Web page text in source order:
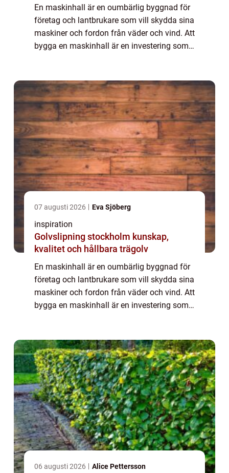
En maskinhall är en oumbärlig byggnad för
företag och lantbrukare som vill skydda sina
maskiner och fordon från väder och vind. Att
bygga en maskinhall är en investering som
07 augusti 2026 Eva Sjöberg
inspiration
Golvslipning stockholm kunskap,
kvalitet och hållbara trägolv
En maskinhall är en oumbärlig byggnad för
företag och lantbrukare som vill skydda sina
maskiner och fordon från väder och vind. Att
bygga en maskinhall är en investering som
06 augusti 2026 Alice Pettersson